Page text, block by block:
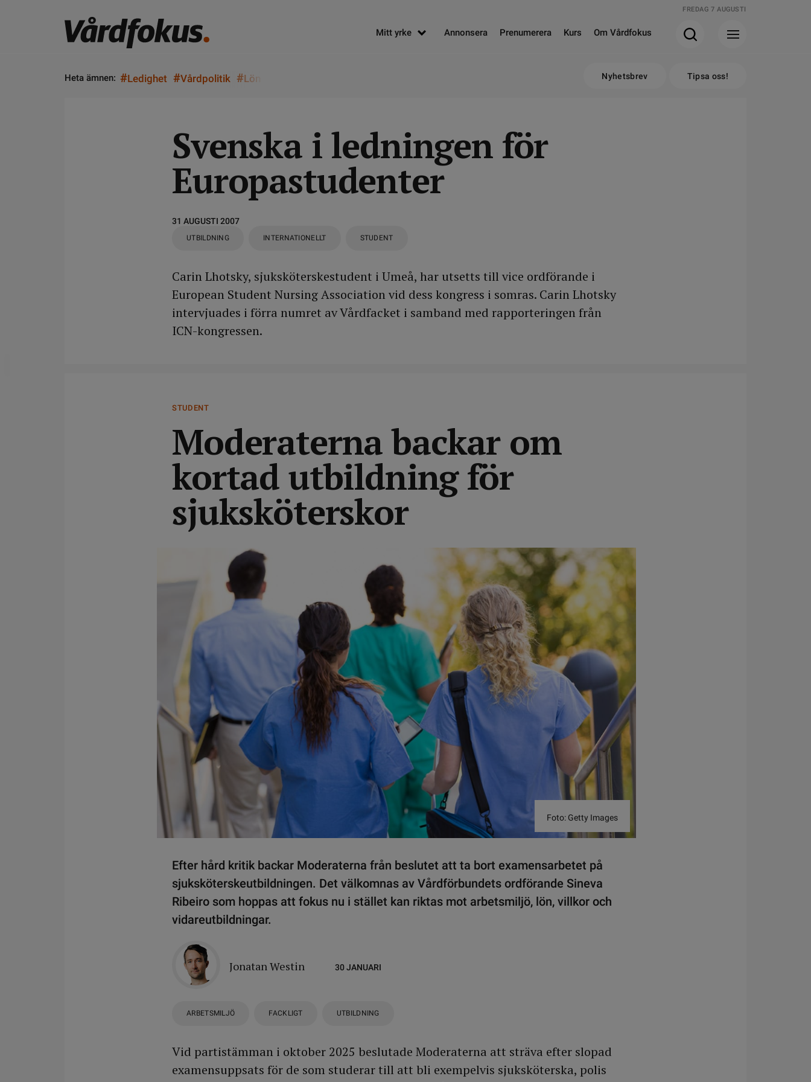
FREDAG 7 AUGUSTI
Mitt yrke Annonsera Prenumerera Kurs Om Vårdfokus
Heta ämnen: #Ledighet #Vårdpolitik #Lön Nyhetsbrev Tipsa oss!
Svenska i ledningen för
Europastudenter
31 AUGUSTI 2007
UTBILDNING INTERNATIONELLT STUDENT
Carin Lhotsky, sjuksköterskestudent i Umeå, har utsetts till vice ordförande i
European Student Nursing Association vid dess kongress i somras. Carin Lhotsky
intervjuades i förra numret av Vårdfacket i samband med rapporteringen från
ICN-kongressen.
STUDENT
Moderaterna backar om
kortad utbildning för
sjuksköterskor
Foto: Getty Images
Efter hård kritik backar Moderaterna från beslutet att ta bort examensarbetet på
sjuksköterskeutbildningen. Det välkomnas av Vårdförbundets ordförande Sineva
Ribeiro som hoppas att fokus nu i stället kan riktas mot arbetsmiljö, lön, villkor och
vidareutbildningar.
Jonatan Westin 30 JANUARI
ARBETSMILJÖ FACKLIGT UTBILDNING
Vid partistämman i oktober 2025 beslutade Moderaterna att sträva efter slopad
examensuppsats för de som studerar till att bli exempelvis sjuksköterska, polis